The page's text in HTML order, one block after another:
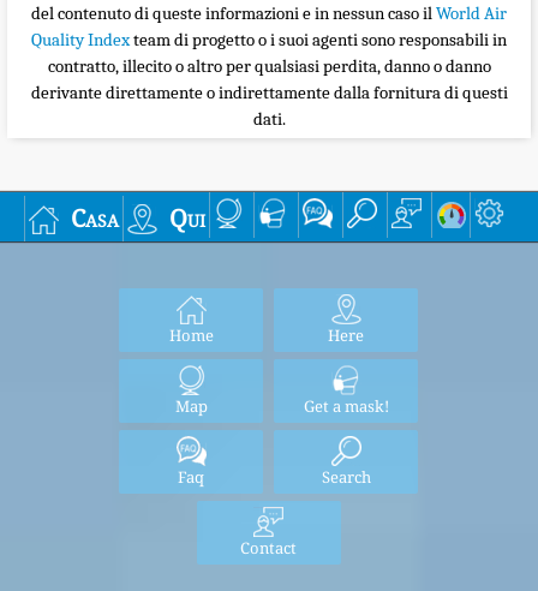
del contenuto di queste informazioni e in nessun caso ilWorld Air
Quality Indexteam di progetto o i suoi agenti sono responsabili in
contratto, illecito o altro per qualsiasi perdita, danno o danno
derivante direttamente o indirettamente dalla fornitura di questi
dati.
Casa Qui
Home Here
Map Get a mask!
Faq Search
Contact